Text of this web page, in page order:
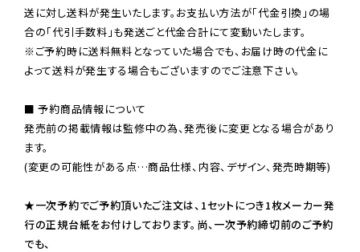
送に対し送料が発生いたします。お支払い方法が「代金引換」の場
※ご予約時に送料無料となっていた場合でも、お届け時の代金に
よって送料が発生する場合もございますのでご注意下さい。
■ 予約商品情報について
発売前の掲載情報は監修中の為、発売後に変更となる場合があり
ます。
(変更の可能性がある点…商品仕様、内容、デザイン、発売時期等)
★一次予約でご予約頂いたご注文は、1セットにつき1枚メーカー発
行の正規台紙をお付けしております。尚、一次予約締切前のご予約
でも、